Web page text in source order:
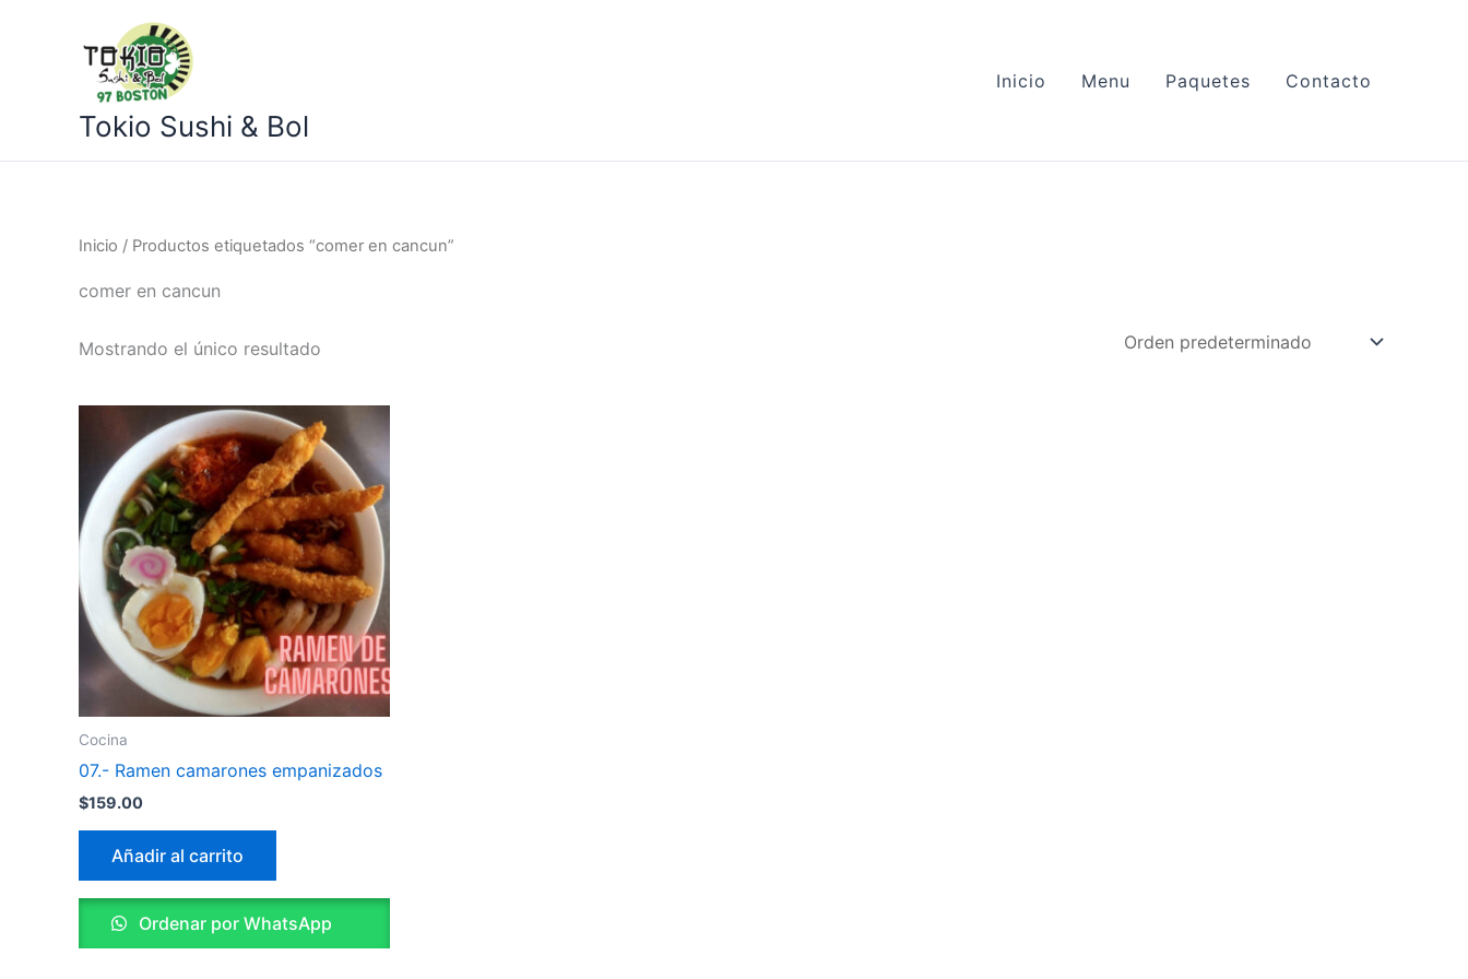
Tokio Sushi & Bol
Inicio Menu Paquetes Contacto
Inicio / Productos etiquetados “comer en cancun”
comer en cancun
Mostrando el único resultado
Cocina
07.- Ramen camarones empanizados
$159.00
Añadir al carrito
Ordenar por WhatsApp